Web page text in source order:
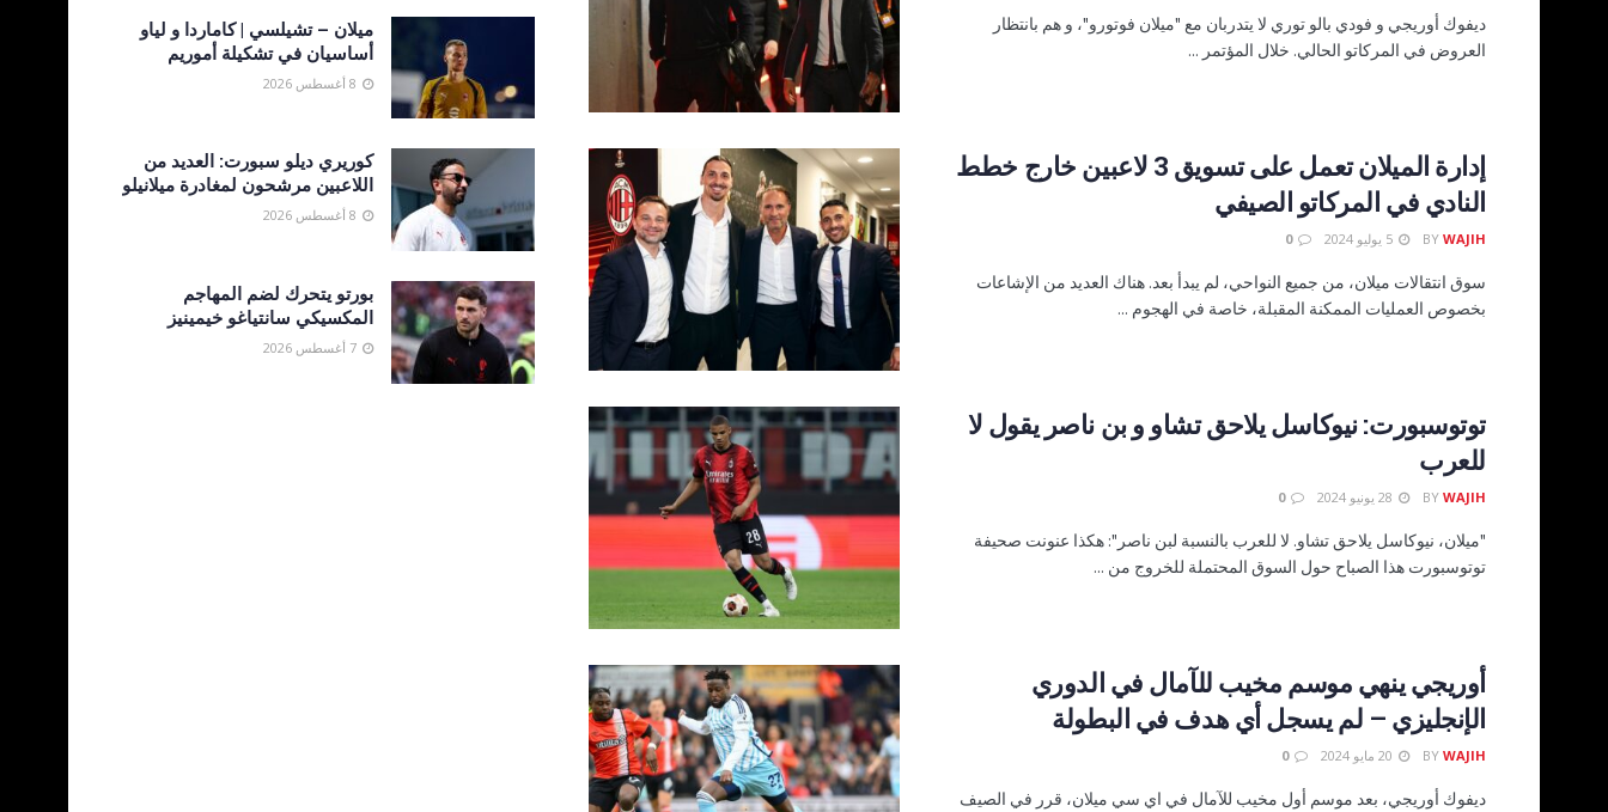
ديفوك أوريجي و فودي بالو توري لا يتدربان مع "ميلان فوتورو"، و هم بانتظار
العروض في المركاتو الحالي. خلال المؤتمر ...
إدارة الميلان تعمل على تسويق 3 لاعبين خارج خطط
النادي في المركاتو الصيفي
BY WAJIH
0
سوق انتقالات ميلان، من جميع النواحي، لم يبدأ بعد. هناك العديد من الإشاعات
بخصوص العمليات الممكنة المقبلة، خاصة في الهجوم ...
توتوسبورت: نيوكاسل يلاحق تشاو و بن ناصر يقول لا
للعرب
BY WAJIH
0
"ميلان، نيوكاسل يلاحق تشاو. لا للعرب بالنسبة لبن ناصر": هكذا عنونت صحيفة
توتوسبورت هذا الصباح حول السوق المحتملة للخروج من ...
أوريجي ينهي موسم مخيب للآمال في الدوري
الإنجليزي – لم يسجل أي هدف في البطولة
BY WAJIH
0
ديفوك أوريجي، بعد موسم أول مخيب للآمال في اي سي ميلان، قرر في الصيف
ميلان – تشيلسي | كاماردا و لياو
أساسيان في تشكيلة أموريم
كوريري ديلو سبورت: العديد من
اللاعبين مرشحون لمغادرة ميلانيلو
بورتو يتحرك لضم المهاجم
المكسيكي سانتياغو خيمينيز